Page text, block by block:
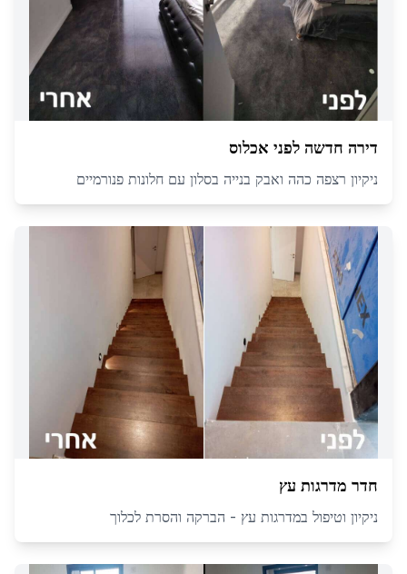
דירה חדשה לפני אכלוס
ניקיון רצפה כהה ואבק בנייה בסלון עם חלונות פנורמיים
חדר מדרגות עץ
ניקיון וטיפול במדרגות עץ - הברקה והסרת לכלוך